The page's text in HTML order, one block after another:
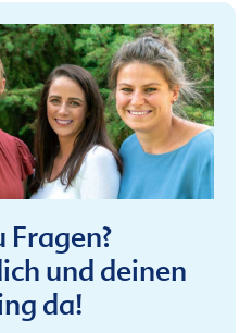
Fragen?
und deinen
da!